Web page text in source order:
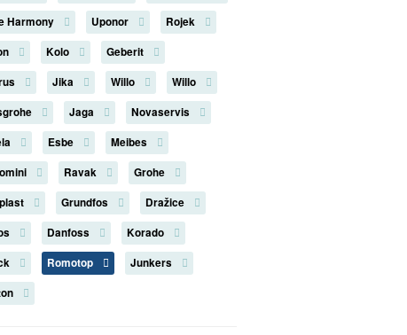
Harmony
Uponor
Rojek
Kolo
Geberit
Jika Willo
Willo
Jaga
Novaservis
Esbe
Meibes
Ravak
Grohe
Grundfos
Dražice
Danfoss
Korado
Romotop
Junkers